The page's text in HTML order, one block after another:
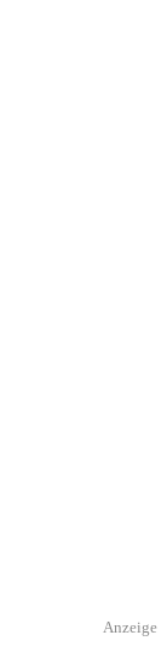
Anzeige